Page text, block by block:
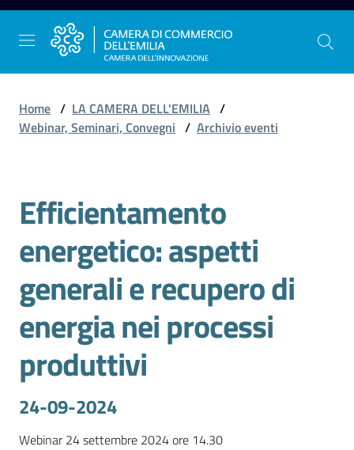
Vai al contenuto
Vai alla navigazione
Vai al footer
dell'Emilia
Gestire
l'impresa
Promuovere
l'impresa
e
il
territorio
Home / LA CAMERA DELL'EMILIA /
Webinar, Seminari, Convegni / Archivio eventi
Salta al contenuto
Efficientamento
energetico: aspetti
generali e recupero di
energia nei processi
produttivi
24-09-2024
Webinar 24 settembre 2024 ore 14.30